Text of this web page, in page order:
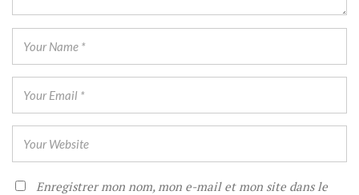
Enregistrer mon nom, mon e-mail et mon site dans le